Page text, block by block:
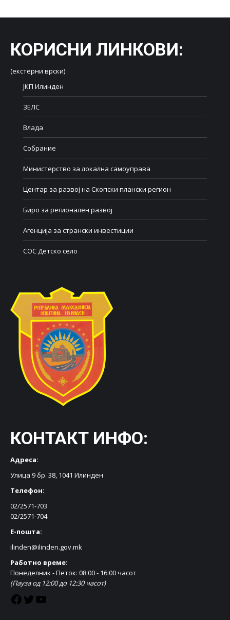
КОРИСНИ ЛИНКОВИ:
(екстерни врски)
ЈКП Илинден
ЗЕЛС
Влада
Собрание
Министерство за локална самоуправа
Центар за развој на Скопски плански регион
Биро за регионален развој
Агенција за странски инвестиции
СОС Детско село
КОНТАКТ ИНФО:
Адреса:
Улица 9 бр. 38, 1041 Илинден
Телефон:
02/2571-703
02/2571-704
Е-пошта:
ilinden@ilinden.gov.mk
Работно време:
Понеделник - Петок: 08:00 - 16:00 часот
(Пауза од 12:00 до 12:30 часот)